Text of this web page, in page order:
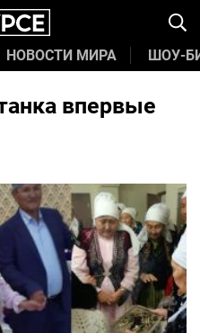
НОВОСТИ МИРА ШОУ-
впервые